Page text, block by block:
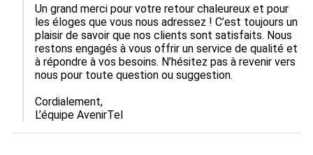
Un grand merci pour votre retour chaleureux et pour
les éloges que vous nous adressez ! C’est toujours un
plaisir de savoir que nos clients sont satisfaits. Nous
restons engagés à vous offrir un service de qualité et
à répondre à vos besoins. N’hésitez pas à revenir vers
nous pour toute question ou suggestion.
Cordialement,
L’équipe AvenirTel